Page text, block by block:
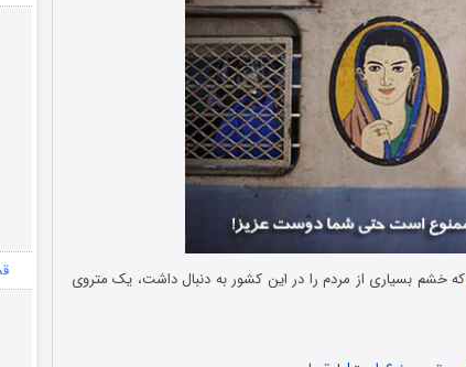
که خشم بسیاری از مردم را در این کشور به دنبال داشت، یک متروی